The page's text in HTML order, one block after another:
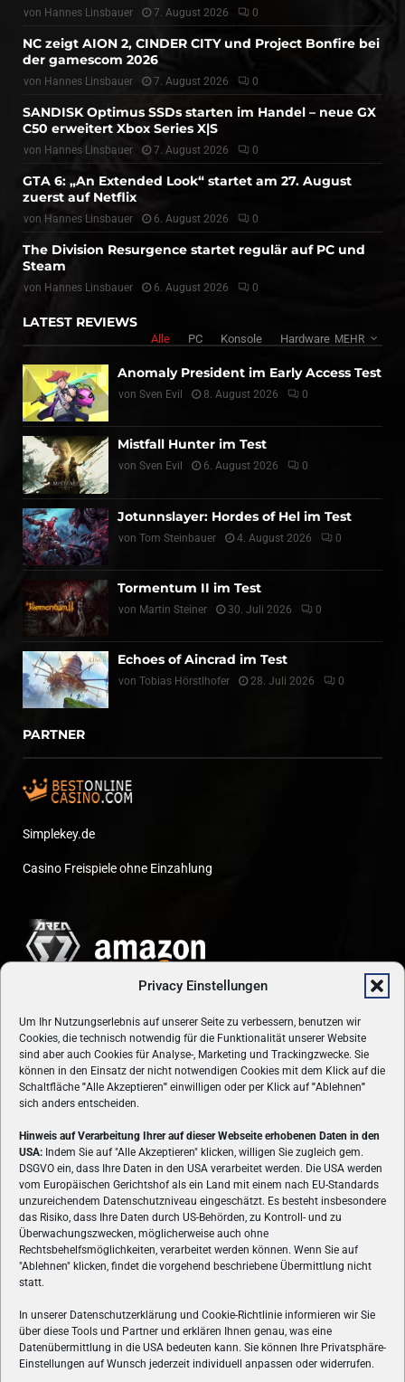
Privacy Einstellungen
Um Ihr Nutzungserlebnis auf unserer Seite zu verbessern, benutzen wir
Cookies, die technisch notwendig für die Funktionalität unserer Website
sind aber auch Cookies für Analyse-, Marketing und Trackingzwecke. Sie
können in den Einsatz der nicht notwendigen Cookies mit dem Klick auf die
Schaltfläche "Alle Akzeptieren" einwilligen oder per Klick auf"Ablehnen"
sich anders entscheiden.
Hinweis auf Verarbeitung Ihrer auf dieser Webseite erhobenen Daten in den
USA: Indem Sie auf "Alle Akzeptieren" klicken, willigen Sie zugleich gem.
DSGVO ein, dass Ihre Daten in den USA verarbeitet werden. Die USA werden
vom Europäischen Gerichtshof als ein Land mit einem nach EU-Standards
unzureichendem Datenschutzniveau eingeschätzt. Es besteht insbesondere
das Risiko, dass Ihre Daten durch US-Behörden, zu Kontroll- und zu
Überwachungszwecken, möglicherweise auch ohne
Rechtsbehelfsmöglichkeiten, verarbeitet werden können. Wenn Sie auf
"Ablehnen" klicken, findet die vorgehend beschriebene Übermittlung nicht
statt.
In unserer Datenschutzerklärung und Cookie-Richtlinie informieren wir Sie
über diese Tools und Partner und erklären Ihnen genau, was eine
Datenübermittlung in die USA bedeuten kann. Sie können Ihre Privatsphäre-
Einstellungen auf Wunsch jederzeit individuell anpassen oder widerrufen.
von Hannes Linsbauer 7. August 2026 0
NC zeigt AION 2, CINDER CITY und Project Bonfire bei
der gamescom 2026
von Hannes Linsbauer 7. August 2026 0
SANDISK Optimus SSDs starten im Handel – neue GX
C50 erweitert Xbox Series X|S
von Hannes Linsbauer 7. August 2026 0
GTA 6: „An Extended Look“ startet am 27. August
zuerst auf Netflix
von Hannes Linsbauer 6. August 2026 0
The Division Resurgence startet regulär auf PC und
Steam
von Hannes Linsbauer 6. August 2026 0
LATEST REVIEWS
Alle PC Konsole Hardware MEHR
Anomaly President im Early Access Test
von Sven Evil 8. August 2026 0
Mistfall Hunter im Test
von Sven Evil 6. August 2026 0
Jotunnslayer: Hordes of Hel im Test
von Tom Steinbauer 4. August 2026 0
Tormentum II im Test
von Martin Steiner 30. Juli 2026 0
Echoes of Aincrad im Test
von Tobias Hörstlhofer 28. Juli 2026 0
PARTNER
Simplekey.de
Casino Freispiele ohne Einzahlung
ÜBER UNS
VON GAMERN, FÜR GAMER! Gamers.at ist das älteste Online-
Spielemagazin Österreichs und bringt täglich aktuelle News,
Reviews und Videos zu PC- und Konsolenspielen, Gaming-
Hardware und aus der Welt des e-Sport's.
FOLGE UNS